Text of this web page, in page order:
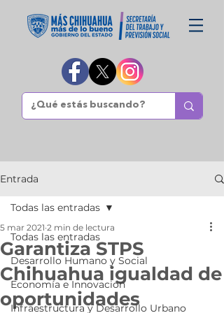
Entrada
Todas las entradas
Desarrollo Humano y Social
Economía e Innovación
Infraestructura y Desarrollo Urbano
Todas las entradas
Garantiza STPS
Chihuahua igualdad de
oportunidades
5 mar 2021 2 min de lectura